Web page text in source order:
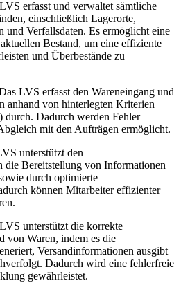
erfasst und verwaltet sämtliche
einschließlich Lagerorte,
und Verfallsdaten. Es ermöglicht eine
Bestand, um eine effiziente
und Überbestände zu
LVS erfasst den Wareneingang und
anhand von hinterlegten Kriterien
durch. Dadurch werden Fehler
mit den Aufträgen ermöglicht.
unterstützt den
die Bereitstellung von Informationen
durch optimierte
können Mitarbeiter effizienter
unterstützt die korrekte
von Waren, indem es die
Versandinformationen ausgibt
Dadurch wird eine fehlerfreie
gewährleistet.